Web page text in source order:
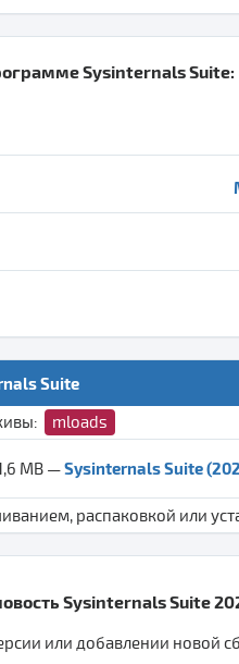
Sysinternals Suite:
Suite
mloads
MB —Sysinternals Suite
распаковкой или
Sysinternals Suite
или добавлении новой